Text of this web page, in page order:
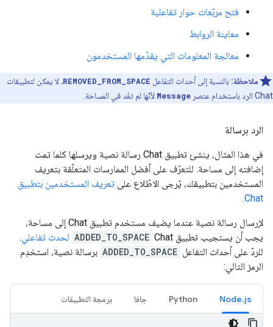
فتح مربّعات حوار تفاعلية
معاينة الروابط
معالجة المعلومات التي يقدّمها المستخدمون
ملاحظة: بالنسبة إلى أحداث التفاعل REMOVED_FROM_SPACE، لا يمكن لتطبيقات
Chat الرد باستخدام عنصر
Message لأنّها لم تعُد في المساحة.
الرد برسالة
في هذا المثال، ينشئ تطبيق Chat رسالة نصية ويرسلها كلما تمت
إضافته إلى مساحة. للتعرّف على أفضل الممارسات المتعلّقة بتعريف
المستخدمين بتطبيقك، يُرجى الاطّلاع على تعريف المستخدمين بتطبيق
Chat
.
لإرسال رسالة نصية عندما يضيف مستخدم تطبيق Chat إلى مساحة،
يجب أن يستجيب تطبيق Chat
ADDED_TO_SPACE لحدث تفاعلي.
للردّ على أحداث التفاعل ADDED_TO_SPACE برسالة نصية، استخدِم
الرمز التالي:
Node.js
Python جافا برمجة التطبيقات